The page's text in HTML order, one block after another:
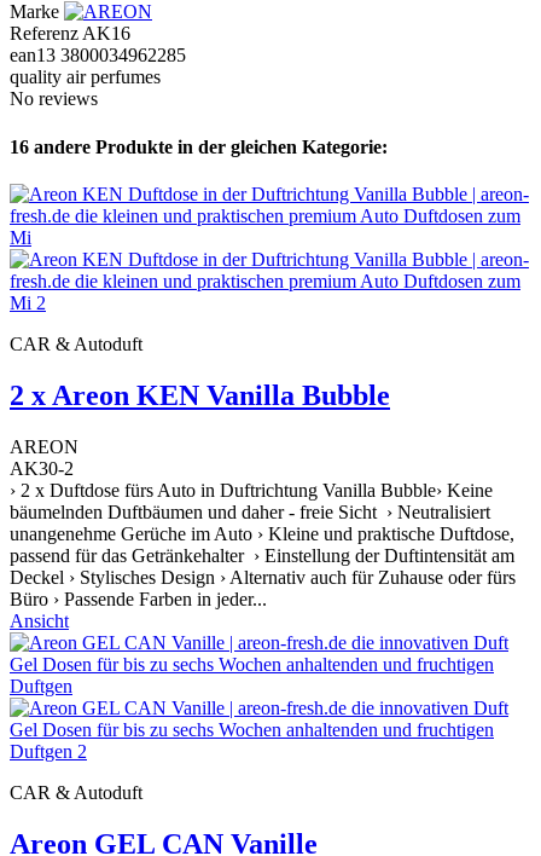
Marke
ReferenzAK16
ean13 3800034962285
quality air perfumes
No reviews
16 andere Produkte in der gleichen Kategorie:
CAR & Autoduft
2 x Areon KEN Vanilla Bubble
AREON
AK30-2
› 2 x Duftdose fürs Auto in Duftrichtung Vanilla Bubble› Keine
bäumelnden Duftbäumen und daher - freie Sicht › Neutralisiert
unangenehme Gerüche im Auto › Kleine und praktische Duftdose,
passend für das Getränkehalter › Einstellung der Duftintensität am
Deckel › Stylisches Design › Alternativ auch für Zuhause oder fürs
Büro › Passende Farben in jeder...
Ansicht
CAR & Autoduft
Areon GEL CAN Vanille